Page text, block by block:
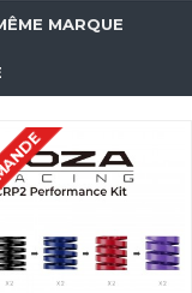
MARQUE